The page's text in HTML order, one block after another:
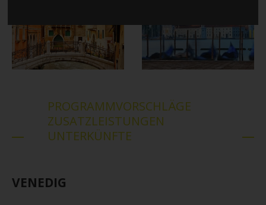
PROGRAMMVORSCHLÄGE
ZUSATZLEISTUNGEN
UNTERKÜNFTE
VENEDIG